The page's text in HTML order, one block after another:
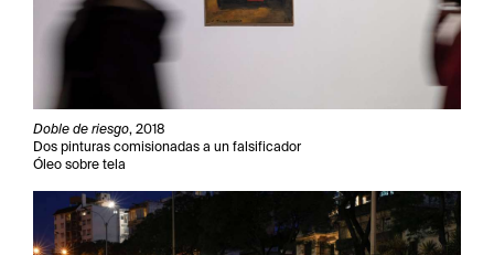
Doble de riesgo, 2018
Dos pinturas comisionadas a un falsificador
Óleo sobre tela